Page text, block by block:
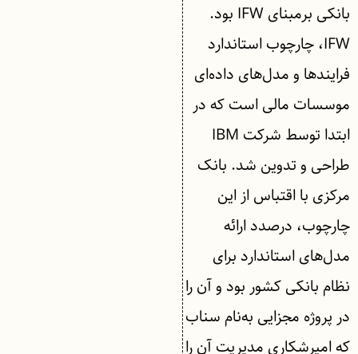
بانکی برمبنای IFW بود.
IFW، چارچوب استاندارد
فرایندها و مدل‌های داده‌ای
موسسات مالی است که در
ابتدا توسط شرکت IBM
طراحی و تدوین شد. بانک
مرکزی با اقتباس از این
چارچوب، درصدد ارائه
مدل‌های استاندارد برای
نظام بانکی کشور بود و آن را
در پروژه مجزایی به‌نام سناب
که امیرشکاری مدیریت آن را